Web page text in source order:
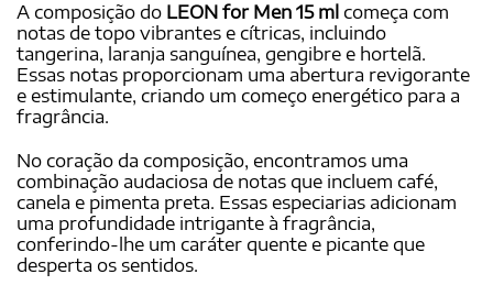
A composição do LEON for Men 15 ml começa com
notas de topo vibrantes e cítricas, incluindo
tangerina, laranja sanguínea, gengibre e hortelã.
Essas notas proporcionam uma abertura revigorante
e estimulante, criando um começo energético para a
fragrância.
No coração da composição, encontramos uma
combinação audaciosa de notas que incluem café,
canela e pimenta preta. Essas especiarias adicionam
uma profundidade intrigante à fragrância,
conferindo-lhe um caráter quente e picante que
desperta os sentidos.